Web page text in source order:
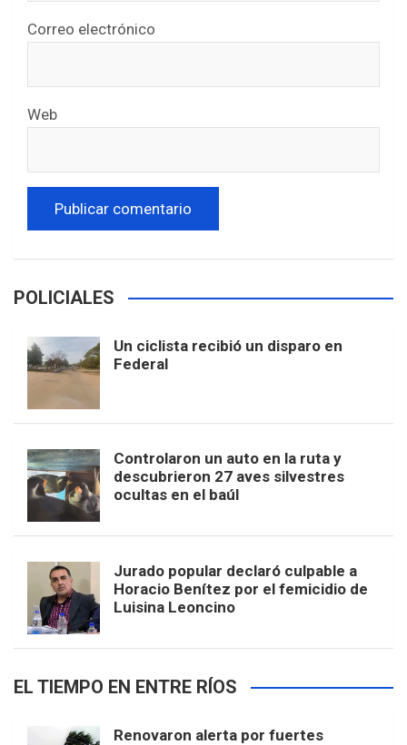
Correo electrónico
Web
POLICIALES
Un ciclista recibió un disparo en
Federal
Controlaron un auto en la ruta y
descubrieron 27 aves silvestres
ocultas en el baúl
Jurado popular declaró culpable a
Horacio Benítez por el femicidio de
Luisina Leoncino
EL TIEMPO EN ENTRE RÍOS
Renovaron alerta por fuertes